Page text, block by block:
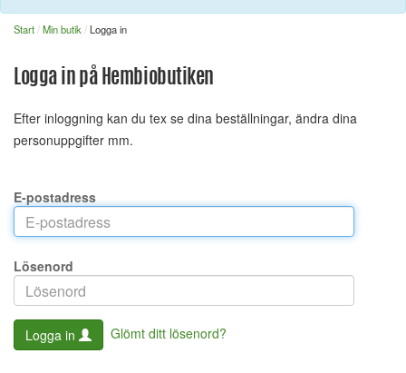
Start Min butik Logga in
Logga in på Hembiobutiken
Efter inloggning kan du tex se dina beställningar, ändra dina
personuppgifter mm.
E-postadress
Lösenord
Logga in Glömt ditt lösenord?